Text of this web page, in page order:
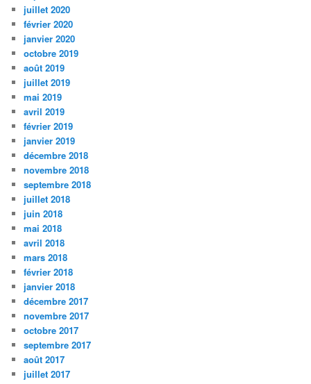
juillet 2020
février 2020
janvier 2020
octobre 2019
août 2019
juillet 2019
mai 2019
avril 2019
février 2019
janvier 2019
décembre 2018
novembre 2018
septembre 2018
juillet 2018
juin 2018
mai 2018
avril 2018
mars 2018
février 2018
janvier 2018
décembre 2017
novembre 2017
octobre 2017
septembre 2017
août 2017
juillet 2017